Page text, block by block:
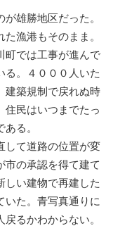
雄勝地区だった。
漁港もそのまま。
町では工事が進んで
る。４０００人いた
建築規制で戻れぬ時
住民はいつまでたっ
る。
して道路の位置が変
市の承認を得て建て
しい建物で再建した
いた。青写真通りに
るかわからない。